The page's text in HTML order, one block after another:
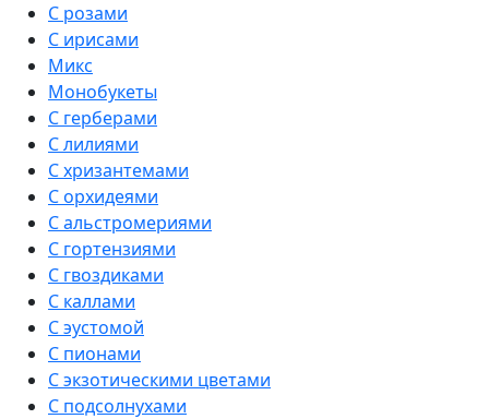
С розами
С ирисами
Микс
Монобукеты
С герберами
С лилиями
С хризантемами
С орхидеями
С альстромериями
С гортензиями
С гвоздиками
С каллами
С эустомой
С пионами
С экзотическими цветами
С подсолнухами